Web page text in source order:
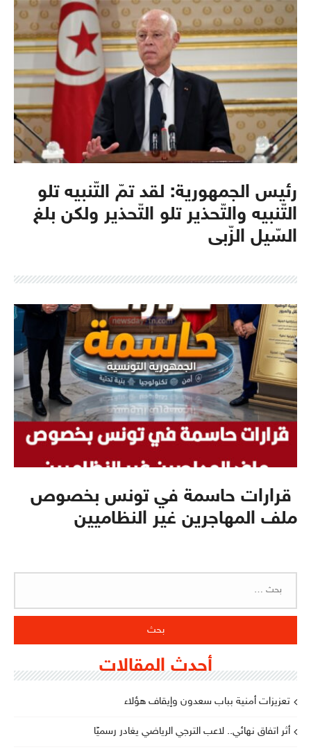
رئيس الجمهورية: لقد تمّ التّنبيه تلو
التّنبيه والتّحذير تلو التّحذير ولكن بلغ
السّيل الزّبى
قرارات حاسمة في تونس بخصوص
ملف المهاجرين غير النظاميين
أحدث المقالات
تعزيزات أمنية بباب سعدون وإيقاف هؤلاء
أثر اتفاق نهائي.. لاعب الترجي الرياضي يغادر رسميًا